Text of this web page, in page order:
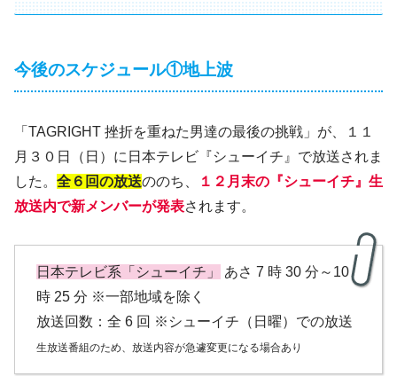
今後のスケジュール①地上波
「TAGRIGHT 挫折を重ねた男達の最後の挑戦」が、１１
月３０日（日）に日本テレビ『シューイチ』で放送されま
した。 全６回の放送ののち、
１２月末の『シューイチ』生
放送内で新メンバーが発表されます。
日本テレビ系「シューイチ」
あさ 7 時 30 分～10
時 25 分 ※一部地域を除く
放送回数：全 6 回 ※シューイチ（日曜）での放送
生放送番組のため、放送内容が急遽変更になる場合あり